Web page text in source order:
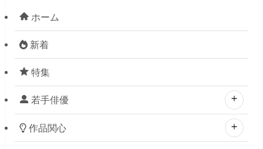
ホーム
新着
特集
若手俳優
作品関心